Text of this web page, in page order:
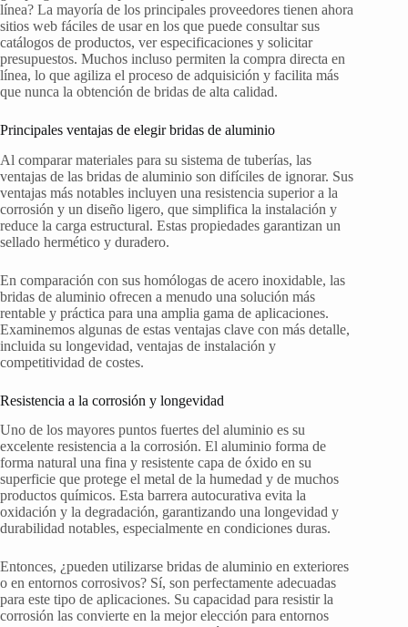
línea? La mayoría de los principales proveedores tienen ahora
sitios web fáciles de usar en los que puede consultar sus
catálogos de productos, ver especificaciones y solicitar
presupuestos. Muchos incluso permiten la compra directa en
línea, lo que agiliza el proceso de adquisición y facilita más
que nunca la obtención de bridas de alta calidad.
Principales ventajas de elegir bridas de aluminio
Al comparar materiales para su sistema de tuberías, las
ventajas de las bridas de aluminio son difíciles de ignorar. Sus
ventajas más notables incluyen una resistencia superior a la
corrosión y un diseño ligero, que simplifica la instalación y
reduce la carga estructural. Estas propiedades garantizan un
sellado hermético y duradero.
En comparación con sus homólogas de acero inoxidable, las
bridas de aluminio ofrecen a menudo una solución más
rentable y práctica para una amplia gama de aplicaciones.
Examinemos algunas de estas ventajas clave con más detalle,
incluida su longevidad, ventajas de instalación y
competitividad de costes.
Resistencia a la corrosión y longevidad
Uno de los mayores puntos fuertes del aluminio es su
excelente resistencia a la corrosión. El aluminio forma de
forma natural una fina y resistente capa de óxido en su
superficie que protege el metal de la humedad y de muchos
productos químicos. Esta barrera autocurativa evita la
oxidación y la degradación, garantizando una longevidad y
durabilidad notables, especialmente en condiciones duras.
Entonces, ¿pueden utilizarse bridas de aluminio en exteriores
o en entornos corrosivos? Sí, son perfectamente adecuadas
para este tipo de aplicaciones. Su capacidad para resistir la
corrosión las convierte en la mejor elección para entornos